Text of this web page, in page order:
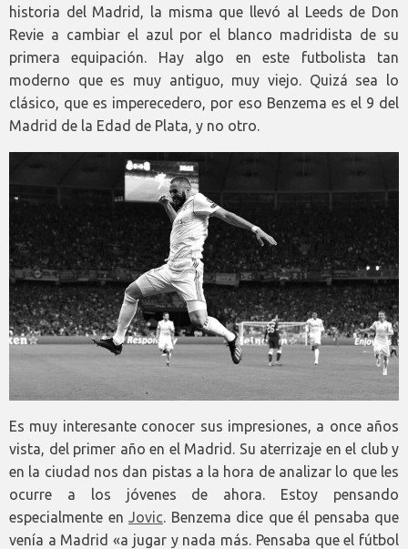
historia del Madrid, la misma que llevó al Leeds de Don
Revie a cambiar el azul por el blanco madridista de su
primera equipación. Hay algo en este futbolista tan
moderno que es muy antiguo, muy viejo. Quizá sea lo
clásico, que es imperecedero, por eso Benzema es el 9 del
Madrid de la Edad de Plata, y no otro.
Es muy interesante conocer sus impresiones, a once años
vista, del primer año en el Madrid. Su aterrizaje en el club y
en la ciudad nos dan pistas a la hora de analizar lo que les
ocurre a los jóvenes de ahora. Estoy pensando
especialmente en Jovic. Benzema dice que él pensaba que
venía a Madrid «a jugar y nada más. Pensaba que el fútbol